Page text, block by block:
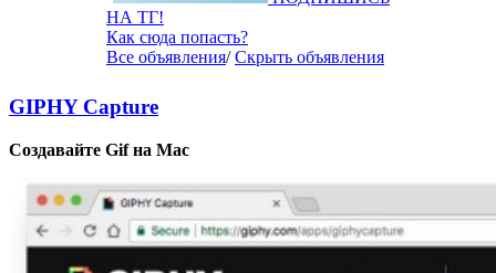
НА ТГ!
Как сюда попасть?
Все объявления/Скрыть объявления
GIPHY Capture
Создавайте Gif на Mac